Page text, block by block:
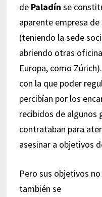
de Paladín se
aparente empresa
(teniendo la sede
abriendo otras
Europa, como
con la que poder
percibían por los
recibidos de algunos
contrataban para
asesinar a objetivos
Pero sus objetivos
también se